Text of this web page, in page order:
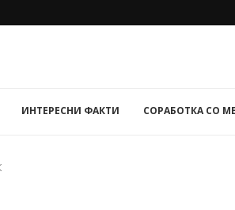
ИНТЕРЕСНИ ФАКТИ СОРАБОТКА СО